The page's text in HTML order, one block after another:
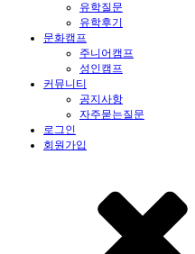
유학질문
유학후기
문화캠프
주니어캠프
성인캠프
커뮤니티
공지사항
자주묻는질문
로그인
회원가입